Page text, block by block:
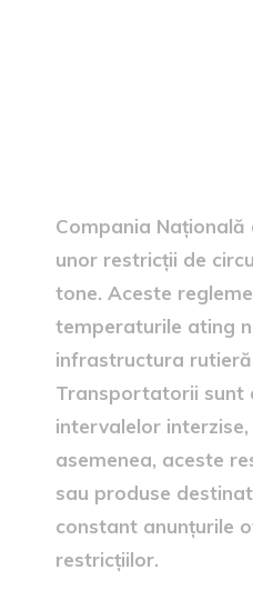
Compania
unor restricții de
tone. Aceste
temperaturile ating
infrastructura
Transportatorii sunt
intervalelor
asemenea, aceste
sau produse
constant anunțurile
restricțiilor.